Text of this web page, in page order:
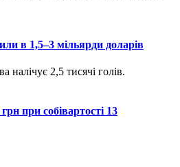
в 1,5–3 мільярди доларів
при собівартості 13